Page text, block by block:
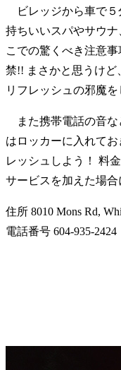
ビレッジから車で５
持ちいいスパやサウ
こでの驚くべき注意
禁!! まさかと思うけど
リフレッシュの邪魔
また携帯電話の音な
はロッカーに入れて
レッシュしよう！ 料
サービスを加えた場合
住所 8010 Mons Rd,
電話番号 604-935-2424